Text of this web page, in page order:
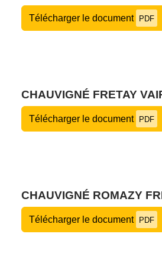
Télécharger le document PDF
CHAUVIGNÉ FRETAY
Télécharger le document PDF
CHAUVIGNÉ ROMAZY
Télécharger le document PDF